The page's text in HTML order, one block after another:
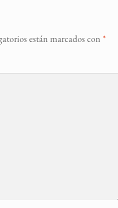
están marcados con *